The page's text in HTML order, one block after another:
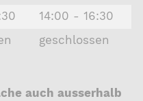
14:00 - 16:30
geschlossen
auch ausserhalb